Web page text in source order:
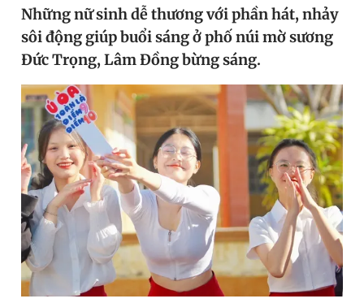
Tin thị trường Tin 360
Video Magazine
Sản phẩm khác
Tiện ích Bạn cần biết
Thông tin tòa soạn Liên hệ quảng cáo
Đăng xuất
Những nữ sinh dễ thương với phần hát, nhảy
sôi động giúp buổi sáng ở phố núi mờ sương
Đức Trọng, Lâm Đồng bừng sáng.